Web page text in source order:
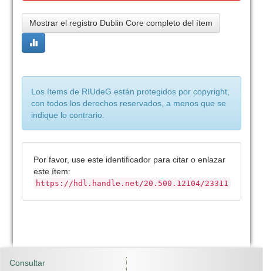
Mostrar el registro Dublin Core completo del ítem
Los ítems de RIUdeG están protegidos por copyright,
con todos los derechos reservados, a menos que se
indique lo contrario.
Por favor, use este identificador para citar o enlazar
este ítem:
https://hdl.handle.net/20.500.12104/23311
Consultar